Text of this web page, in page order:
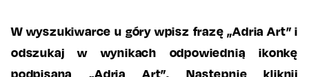
W wyszukiwarce u góry wpisz frazę „Adria Art” i
odszukaj w wynikach odpowiednią ikonkę
podpisaną „Adria Art”.Następnie kliknij